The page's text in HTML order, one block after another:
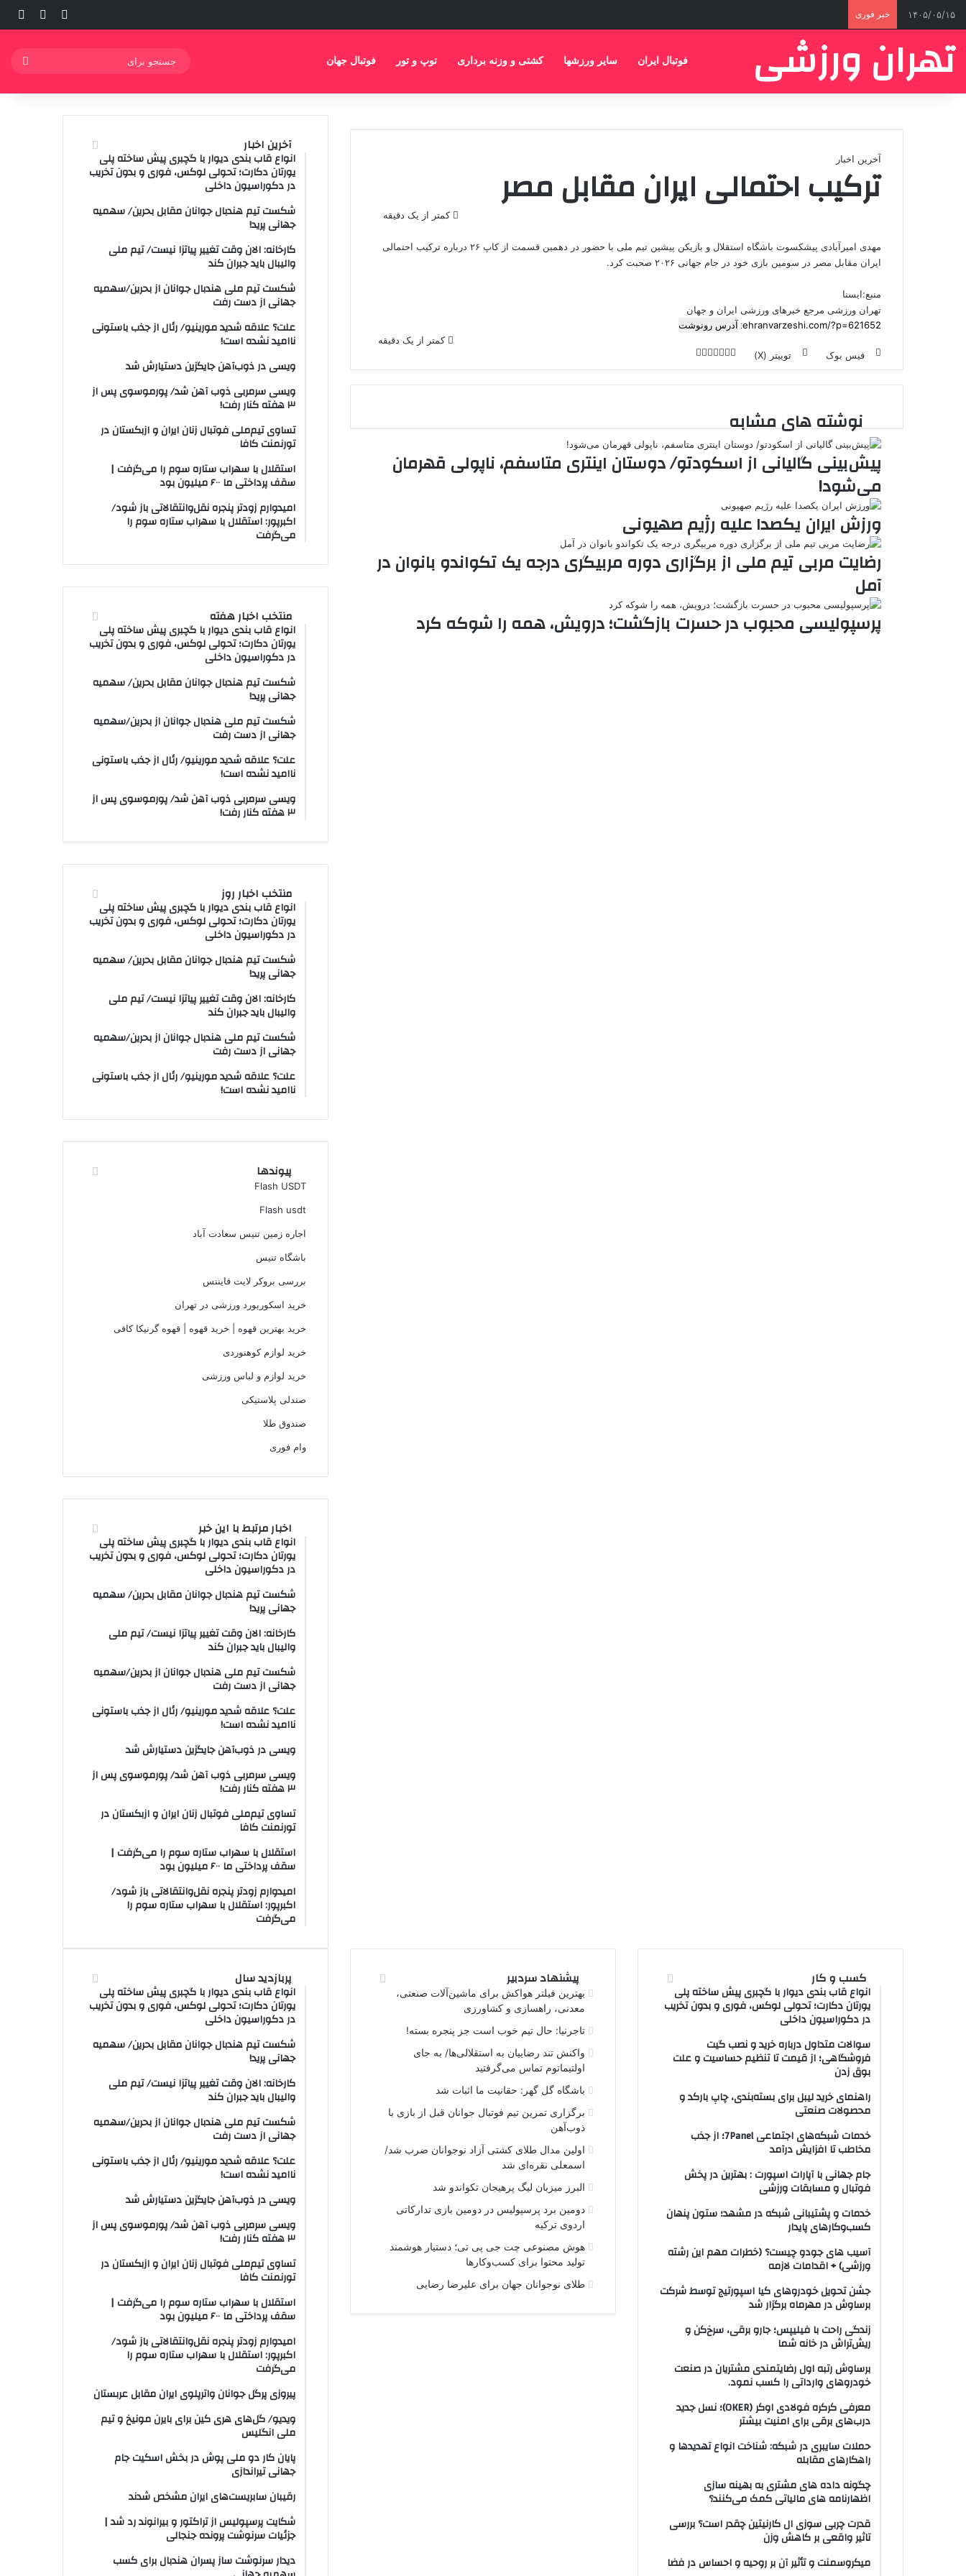
۱۴۰۵/۰۵/۱۵ خبر فوری ورود نوشته
تهران ورزشی فوتبال ایران سایر ورزشها کشتی و وزنه برداری توپ و تور فوتبال جهان
آخرین اخبار
ترکیب احتمالی ایران مقابل مصر
کمتر از یک دقیقه
مهدی امیرآبادی پیشکسوت باشگاه استقلال و بازیکن پیشین تیم ملی با حضور در دهمین قسمت از کاپ ۲۶ درباره ترکیب احتمالی
ایران مقابل مصر در سومین بازی خود در جام جهانی ۲۰۲۶ صحبت کرد.
منبع:ایسنا
تهران ورزشی مرجع خبرهای ورزشی ایران و جهان
آدرس رونوشت
کمتر از یک دقیقه
فیس بوک
توییتر (X)
ی
ن
ی
ن
ت
ا
ل
ر
پ
ی
ر
س
ت
ر
د
ت
V
K
t
a
k
ا
ی
ا
م
ه
ا
پ
نوشته های مشابه
پیش‌بینی گالیانی از اسکودتو/ دوستان اینتری متاسفم، ناپولی قهرمان
می‌شود!
ورزش ایران یکصدا علیه رژیم صهیونی
رضایت مربی تیم ملی از برگزاری دوره مربیگری درجه یک تکواندو بانوان در
آمل
پرسپولیسی محبوب در حسرت بازگشت؛ درویش، همه را شوکه کرد
آخرین اخبار
انواع قاب بندی دیوار با گچبری پیش ساخته پلی
یورتان دکارت؛ تحولی لوکس، فوری و بدون تخریب
در دکوراسیون داخلی
شکست تیم هندبال جوانان مقابل بحرین/ سهمیه
جهانی پرید!
کارخانه: الان وقت تغییر پیاتزا نیست/ تیم ملی
والیبال باید جبران کند
شکست تیم ملی هندبال جوانان از بحرین/سهمیه
جهانی از دست رفت
علت؟ علاقه شدید مورینیو/ رئال از جذب باستونی
ناامید نشده است!
ویسی در ذوب‌آهن جایگزین دستیارش شد
ویسی سرمربی ذوب آهن شد/ پورموسوی پس از
۳ هفته کنار رفت!
تساوی تیم‌ملی فوتبال زنان ایران و ازبکستان در
تورنمنت کافا
استقلال با سهراب ستاره سوم را می‌گرفت |
سقف پرداختی ما ۶۰۰ میلیون بود
امیدوارم زودتر پنجره نقل‌وانتقالاتی باز شود/
اکبرپور: استقلال با سهراب ستاره سوم را
می‌گرفت
منتخب اخبار هفته
انواع قاب بندی دیوار با گچبری پیش ساخته پلی
یورتان دکارت؛ تحولی لوکس، فوری و بدون تخریب
در دکوراسیون داخلی
شکست تیم هندبال جوانان مقابل بحرین/ سهمیه
جهانی پرید!
شکست تیم ملی هندبال جوانان از بحرین/سهمیه
جهانی از دست رفت
علت؟ علاقه شدید مورینیو/ رئال از جذب باستونی
ناامید نشده است!
ویسی سرمربی ذوب آهن شد/ پورموسوی پس از
۳ هفته کنار رفت!
منتخب اخبار روز
انواع قاب بندی دیوار با گچبری پیش ساخته پلی
یورتان دکارت؛ تحولی لوکس، فوری و بدون تخریب
در دکوراسیون داخلی
شکست تیم هندبال جوانان مقابل بحرین/ سهمیه
جهانی پرید!
کارخانه: الان وقت تغییر پیاتزا نیست/ تیم ملی
والیبال باید جبران کند
شکست تیم ملی هندبال جوانان از بحرین/سهمیه
جهانی از دست رفت
علت؟ علاقه شدید مورینیو/ رئال از جذب باستونی
ناامید نشده است!
پیوندها
Flash USDT
Flash usdt
اجاره زمین تنیس سعادت آباد
باشگاه تنیس
بررسی بروکر لایت فایننس
خرید اسکوربورد ورزشی در تهران
خرید بهترین قهوه | خرید قهوه | قهوه گرنیکا کافی
خرید لوازم کوهنوردی
خرید لوازم و لباس ورزشی
صندلی پلاستیکی
صندوق طلا
وام فوری
اخبار مرتبط با این خبر
انواع قاب بندی دیوار با گچبری پیش ساخته پلی
یورتان دکارت؛ تحولی لوکس، فوری و بدون تخریب
در دکوراسیون داخلی
شکست تیم هندبال جوانان مقابل بحرین/ سهمیه
جهانی پرید!
کارخانه: الان وقت تغییر پیاتزا نیست/ تیم ملی
والیبال باید جبران کند
شکست تیم ملی هندبال جوانان از بحرین/سهمیه
جهانی از دست رفت
علت؟ علاقه شدید مورینیو/ رئال از جذب باستونی
ناامید نشده است!
ویسی در ذوب‌آهن جایگزین دستیارش شد
ویسی سرمربی ذوب آهن شد/ پورموسوی پس از
۳ هفته کنار رفت!
تساوی تیم‌ملی فوتبال زنان ایران و ازبکستان در
تورنمنت کافا
استقلال با سهراب ستاره سوم را می‌گرفت |
سقف پرداختی ما ۶۰۰ میلیون بود
امیدوارم زودتر پنجره نقل‌وانتقالاتی باز شود/
اکبرپور: استقلال با سهراب ستاره سوم را
می‌گرفت
کسب و کار
انواع قاب بندی دیوار با گچبری پیش ساخته پلی
یورتان دکارت؛ تحولی لوکس، فوری و بدون تخریب
در دکوراسیون داخلی
سوالات متداول درباره خرید و نصب گیت
فروشگاهی؛ از قیمت تا تنظیم حساسیت و علت
بوق زدن
راهنمای خرید لیبل برای بسته‌بندی، چاپ بارکد و
محصولات صنعتی
خدمات شبکه‌های اجتماعی 7Panel؛ از جذب
مخاطب تا افزایش درآمد
جام جهانی با آپارات اسپورت : بهترین در پخش
فوتبال و مسابقات ورزشی
خدمات و پشتیبانی شبکه در مشهد؛ ستون پنهان
کسب‌وکارهای پایدار
آسیب های جودو چیست؟ (خطرات مهم این رشته
ورزشی) + اقدامات لازمه
جشن تحویل خودروهای کیا اسپورتیج توسط شرکت
برساوش در مهرماه برگزار شد
زندگی راحت با فیلیپس؛ جارو برقی، سرخ‌کن و
ریش‌تراش در خانه شما
برساوش رتبه اول رضایتمندی مشتریان در صنعت
خودروهای وارداتی را کسب نمود.
معرفی کرکره فولادی اوکر (OKER)؛ نسل جدید
درب‌های برقی برای امنیت بیشتر
حملات سایبری در شبکه: شناخت انواع تهدیدها و
راهکارهای مقابله
چگونه داده های مشتری به بهینه سازی
اظهارنامه های مالیاتی کمک می‌کنند؟
قدرت چربی سوزی ال کارنیتین چقدر است؟ بررسی
تاثیر واقعی بر کاهش وزن
میکروسمنت و تأثیر آن بر روحیه و احساس در فضا
پیشنهاد سردبیر
بهترین فیلتر هواکش برای ماشین‌آلات صنعتی،
معدنی، راهسازی و کشاورزی
تاجرنیا: حال تیم خوب است جز پنجره بسته!
واکنش تند رضاییان به استقلالی‌ها/ به جای
اولتیماتوم تماس می‌گرفتید
باشگاه گل گهر: حقانیت ما اثبات شد
برگزاری تمرین تیم فوتبال جوانان قبل از بازی با
ذوب‌آهن
اولین مدال طلای کشتی آزاد نوجوانان ضرب شد/
اسمعلی نقره‌ای شد
البرز میزبان لیگ پرهیجان تکواندو شد
دومین برد پرسپولیس در دومین بازی تدارکاتی
اردوی ترکیه
هوش مصنوعی چت جی پی تی؛ دستیار هوشمند
تولید محتوا برای کسب‌وکارها
طلای نوجوانان جهان برای علیرضا رضایی
پربازدید سال
انواع قاب بندی دیوار با گچبری پیش ساخته پلی
یورتان دکارت؛ تحولی لوکس، فوری و بدون تخریب
در دکوراسیون داخلی
شکست تیم هندبال جوانان مقابل بحرین/ سهمیه
جهانی پرید!
کارخانه: الان وقت تغییر پیاتزا نیست/ تیم ملی
والیبال باید جبران کند
شکست تیم ملی هندبال جوانان از بحرین/سهمیه
جهانی از دست رفت
علت؟ علاقه شدید مورینیو/ رئال از جذب باستونی
ناامید نشده است!
ویسی در ذوب‌آهن جایگزین دستیارش شد
ویسی سرمربی ذوب آهن شد/ پورموسوی پس از
۳ هفته کنار رفت!
تساوی تیم‌ملی فوتبال زنان ایران و ازبکستان در
تورنمنت کافا
استقلال با سهراب ستاره سوم را می‌گرفت |
سقف پرداختی ما ۶۰۰ میلیون بود
امیدوارم زودتر پنجره نقل‌وانتقالاتی باز شود/
اکبرپور: استقلال با سهراب ستاره سوم را
می‌گرفت
پیروزی پرگل جوانان واترپلوی ایران مقابل عربستان
ویدیو/ گل‌های هری‌ کین برای بایرن مونیخ و تیم
ملی انگلیس
پایان کار دو ملی پوش در بخش اسکیت جام
جهانی تیراندازی
رقیبان سابریست‌های ایران مشخص شدند
شکایت پرسپولیس از تراکتور و بیرانوند رد شد |
جزئیات سرنوشت پرونده جنجالی
دیدار سرنوشت ساز پسران هندبال برای کسب